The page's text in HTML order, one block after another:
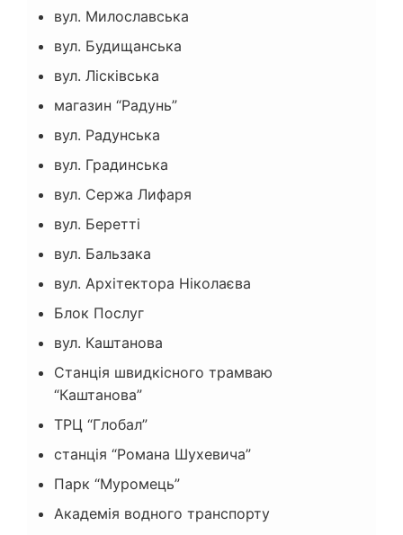
вул. Милославська
вул. Будищанська
вул. Лісківська
магазин “Радунь”
вул. Радунська
вул. Градинська
вул. Сержа Лифаря
вул. Беретті
вул. Бальзака
вул. Архітектора Ніколаєва
Блок Послуг
вул. Каштанова
Станція швидкісного трамваю
“Каштанова”
ТРЦ “Глобал”
станція “Романа Шухевича”
Парк “Муромець”
Академія водного транспорту